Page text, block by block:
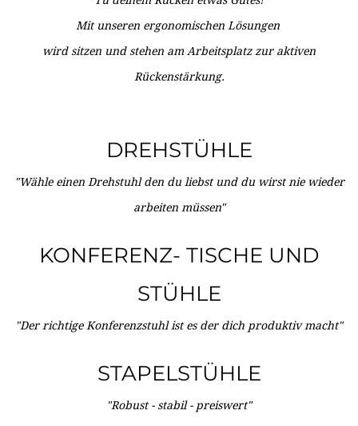
Mit unseren ergonomischen Lösungen
wird sitzen und stehen am Arbeitsplatz zur aktiven
Rückenstärkung.
DREHSTÜHLE
"Wähle einen Drehstuhl den du liebst und du wirst nie wieder
arbeiten müssen"
KONFERENZ- TISCHE UND
STÜHLE
"Der richtige Konferenzstuhl ist es der dich produktiv macht"
STAPELSTÜHLE
"Robust - stabil - preiswert"